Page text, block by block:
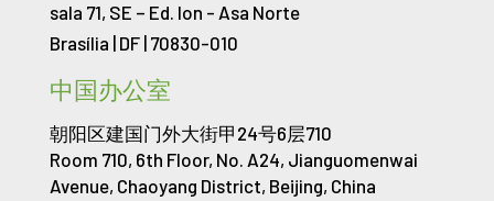
sala 71, SE – Ed. Ion - Asa Norte
Brasília | DF | 70830-010
中国办公室
朝阳区建国门外大街甲24号6层710
Room 710, 6th Floor, No. A24, Jianguomenwai
Avenue, Chaoyang District, Beijing, China